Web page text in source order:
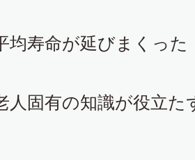
均寿命が延びまくった
人固有の知識が役立